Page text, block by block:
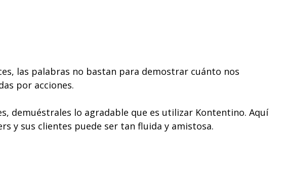
las palabras no bastan para demostrar cuánto nos
por acciones.
demuéstrales lo agradable que es utilizar Kontentino. Aquí
y sus clientes puede ser tan fluida y amistosa.